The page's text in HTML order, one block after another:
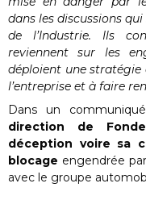
dans les discussions
de l’Industrie. Ils
reviennent sur les
déploient une stratégie
l’entreprise et à faire
Dans un
direction de
déception voire sa
blocage engendrée
avec le groupe